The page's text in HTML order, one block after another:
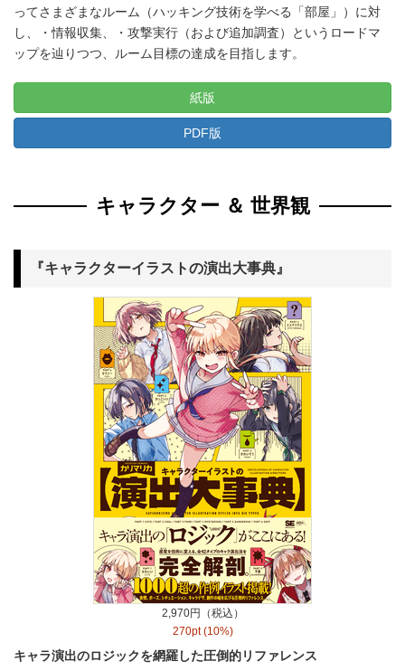
ってさまざまなルーム（ハッキング技術を学べる「部屋」）に対
し、・情報収集、・攻撃実行（および追加調査）というロードマ
ップを辿りつつ、ルーム目標の達成を目指します。
紙版
PDF版
キャラクター ＆ 世界観
『キャラクターイラストの演出大事典』
2,970円（税込）
270pt (10%)
キャラ演出のロジックを網羅した圧倒的リファレンス